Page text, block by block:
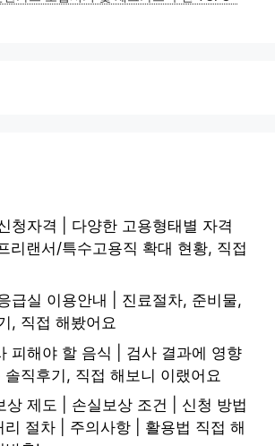
청자격 | 다양한 고용형태별 자격
리랜서/특수고용직 확대 현황, 직접
급실 이용안내 | 진료절차, 준비물,
, 직접 해봤어요
피해야 할 음식 | 검사 결과에 영향
직후기, 직접 해보니 이랬어요
상 제도 | 손실보상 조건 | 신청 방법
리 절차 | 주의사항 | 활용법 직접 해